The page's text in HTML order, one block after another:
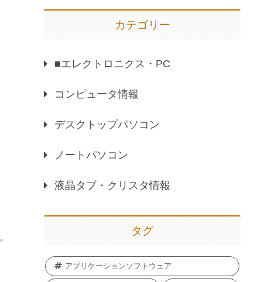
カテゴリー
■エレクトロニクス・PC
コンピュータ情報
デスクトップパソコン
ノートパソコン
液晶タブ・クリスタ情報
タグ
アプリケーションソフトウェア